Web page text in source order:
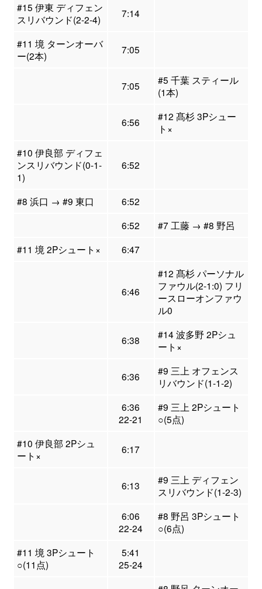
#15 伊東 ディフェン
スリバウンド(2-2-4)
7:14
#11 境 ターンオーバ
ー(2本)
7:05
7:05
#5 千葉 スティール
(1本)
6:56
#12 髙杉 3Pシュー
ト×
#10 伊良部 ディフェ
ンスリバウンド(0-1-
1)
6:52
#8 浜口 → #9 東口
6:52
6:52
#7 工藤 → #8 野呂
#11 境 2Pシュート×
6:47
6:46
#12 髙杉 パーソナル
ファウル(2-1:0) フリ
ースローオンファウ
ル0
6:38
#14 波多野 2Pシュ
ート×
6:36
#9 三上 オフェンス
リバウンド(1-1-2)
6:36
22-21
#9 三上 2Pシュート
○(5点)
#10 伊良部 2Pシュ
ート×
6:17
6:13
#9 三上 ディフェン
スリバウンド(1-2-3)
6:06
22-24
#8 野呂 3Pシュート
○(6点)
#11 境 3Pシュート
○(11点)
5:41
25-24